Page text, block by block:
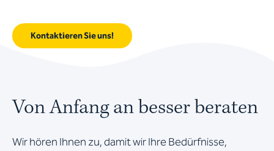
Kontaktieren Sie uns!
Von Anfang an besser beraten
Wir hören Ihnen zu, damit wir Ihre Bedürfnisse,